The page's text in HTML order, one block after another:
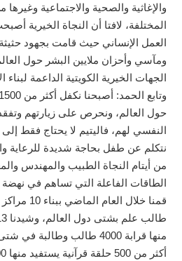
والإغاثية والصحية والاجتماعية
المختلفة، لافتا أن النجاة الخيرية
العمل الإنساني حيث قامت بجهود
ومآسي وأحزان ملايين البشر حول
الجهات الخيرية الكويتية الداعمة لبناء
حول العالم، ونحرص على زيارتهم
النفسي لهم، فاليتيم لا يحتاج فقط إلى
نتكلم عن طفل بحاجة شديدة للرعاية
من أيتام النجاة الطبيب والمهندس
الطاقات الفاعلة التي تساهم في نهضة
منها قرابة 4000 طالب
أكثر من 500 حلقة قرآنية يستفيد منها 4500 طالب في 2019 م.